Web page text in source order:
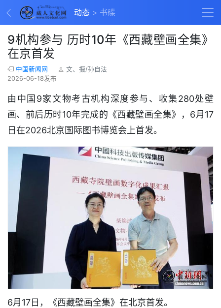
动态 书碟
9机构参与 历时10年《西藏壁画全集》
在京首发
中国新闻网
文、摄/孙自法
2026-06-18发布
由中国9家文物考古机构深度参与、收集280处壁
画、前后历时10年完成的《西藏壁画全集》，6月17
日在2026北京国际图书博览会上首发。
6月17日，《西藏壁画全集》在北京首发。